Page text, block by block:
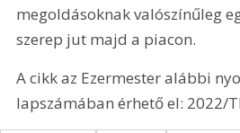
megoldásoknak valószínűleg
szerep jut majd a piacon.
A cikk az Ezermester alábbi
lapszámában érhető el: 2022/